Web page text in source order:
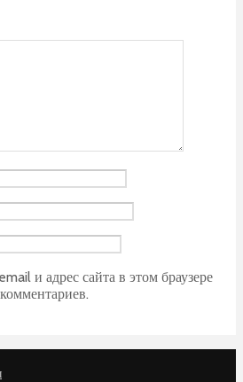
и адрес сайта в этом браузере